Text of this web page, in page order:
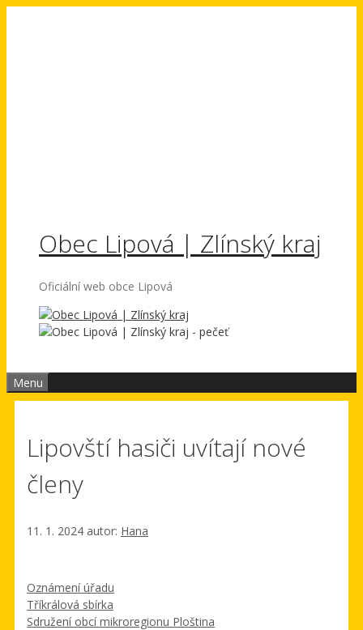
Obec Lipová | Zlínský kraj
Oficiální web obce Lipová
Menu
Lipovští hasiči uvítají nové
členy
11. 1. 2024 autor: Hana
Rubriky
Oznámení úřadu
Tříkrálová sbírka
Sdružení obcí mikroregionu Ploština